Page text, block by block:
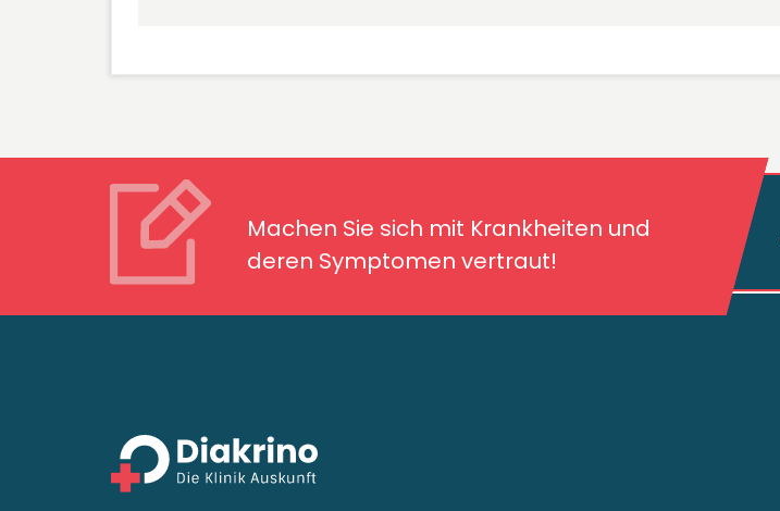
Machen Sie sich mit Krankheiten und
deren Symptomen vertraut!
Machen Sie sich mit Krankheiten und deren
Symptomen vertraut!